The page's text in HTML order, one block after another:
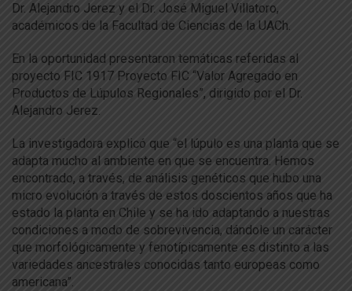
Dr. Alejandro Jerez y el Dr. José Miguel Villatoro,
académicos de la Facultad de Ciencias de la UACh.
En la oportunidad presentaron temáticas referidas al
proyecto FIC 1917 Proyecto FIC “Valor Agregado en
Productos de Lúpulos Regionales”, dirigido por el Dr.
Alejandro Jerez.
La investigadora explicó que “el lúpulo es una planta que se
adapta mucho al ambiente en que se encuentra. Hemos
encontrado, a través, de análisis genéticos que hubo una
micro evolución a través de estos doscientos años que ha
estado la planta en Chile y se ha ido adaptando a nuestras
condiciones a modo de sobrevivencia, dándole un carácter
que morfológicamente y fenotípicamente es distinto a las
variedades ancestrales conocidas tanto europeas como
americana”.